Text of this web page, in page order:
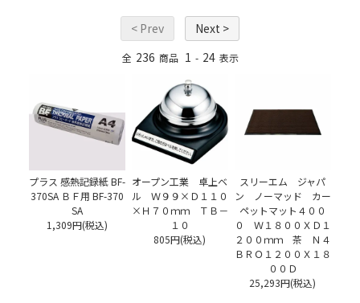
< Prev Next >
全 236 商品 1 - 24 表示
プラス 感熱記録紙 BF-
370SA ＢＦ用 BF-370
SA
1,309円(税込)
オープン工業 卓上ベ
ル Ｗ９９×Ｄ１１０
×Ｈ７０ｍｍ ＴＢ－
１０
805円(税込)
スリーエム ジャパ
ン ノーマッド カー
ペットマット４００
０ Ｗ１８００ＸＤ１
２００ｍｍ 茶 Ｎ４
ＢＲＯ１２００Ｘ１８
００Ｄ
25,293円(税込)